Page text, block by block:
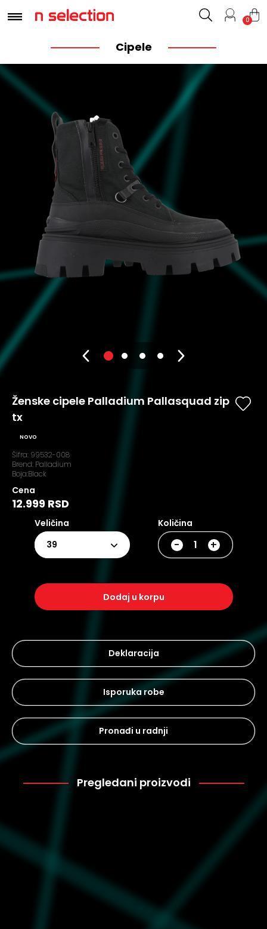
0
Cipele
Ženske cipele Palladium Pallasquad zip
tx
NOVO
Šifra: 99532-008
Brend: Palladium
Boja:Black
Cena
12.999 RSD
Veličina
39
Količina
- +
dodaj u korpu
Deklaracija
Isporuka robe
Pronađi u radnji
Pregledani proizvodi